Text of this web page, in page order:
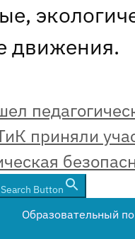
движения.
приняли
Search Button
Образовательный